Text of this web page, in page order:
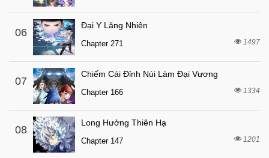
Chapter 2 4 tháng trước
Chapter 1
06
Đại Y Lăng Nhiên
Chapter 271 1497
07
Chiếm Cái Đỉnh Núi Làm Đại Vương
Chapter 166 1334
08
Long Hưởng Thiên Hạ
Chapter 147 1201